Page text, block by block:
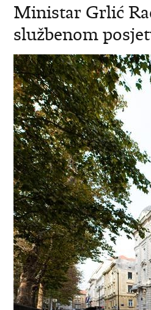
Ministar Grlić
službenom